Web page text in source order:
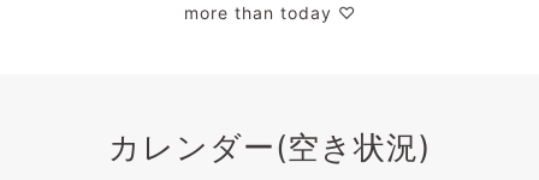
more than today ♡
カレンダー(空き状況)